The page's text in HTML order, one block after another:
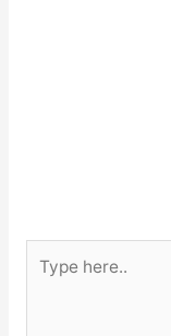
here..